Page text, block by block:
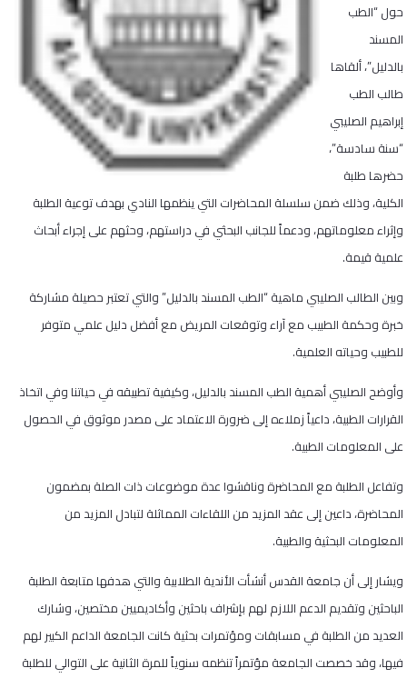
حول “الطب
المسند
بالدليل”، ألقاها
طالب الطب
إبراهيم الصليبي
“سنة سادسة”،
حضرها طلبة
الكلية، وذلك ضمن سلسلة المحاضرات التي ينظمها النادي بهدف توعية الطلبة
وإثراء معلوماتهم، ودعماً للجانب البحثي في دراستهم، وحثهم على إجراء أبحاث
علمية قيمة.
وبين الطالب الصليبي ماهية “الطب المسند بالدليل” والتي تعتبر حصيلة مشاركة
خبرة وحكمة الطبيب مع آراء وتوقعات المريض مع أفضل دليل علمي متوفر
للطبيب وحياته العلمية.
وأوضح الصليبي أهمية الطب المسند بالدليل، وكيفية تطبيقه في حياتنا وفي اتخاذ
القرارات الطبية، داعياً زملاءه إلى ضرورة الاعتماد على مصدر موثوق في الحصول
على المعلومات الطبية.
وتفاعل الطلبة مع المحاضرة وناقشوا عدة موضوعات ذات الصلة بمضمون
المحاضرة، داعين إلى عقد المزيد من اللقاءات المماثلة لتبادل المزيد من
المعلومات البحثية والطبية.
ويشار إلى أن جامعة القدس أنشأت الأندية الطلابية والتي هدفها متابعة الطلبة
الباحثين وتقديم الدعم اللازم لهم بإشراف باحثين وأكاديميين مختصين، وشارك
العديد من الطلبة في مسابقات ومؤتمرات بحثية كانت الجامعة الداعم الكبير لهم
فيها، وقد خصصت الجامعة مؤتمراً تنظمه سنوياً للمرة الثانية على التوالي للطلبة